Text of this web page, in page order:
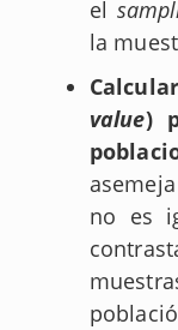
el
la
value)
no es